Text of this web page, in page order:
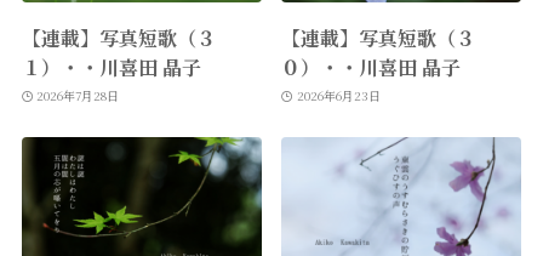
【連載】写真短歌（３
１）・・川喜田 晶子
2026年7月28日
【連載】写真短歌（３
０）・・川喜田 晶子
2026年6月23日